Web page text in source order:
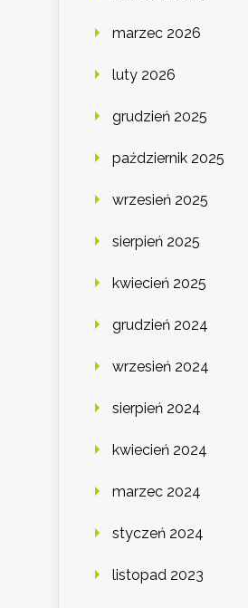
marzec 2026
luty 2026
grudzień 2025
październik 2025
wrzesień 2025
sierpień 2025
kwiecień 2025
grudzień 2024
wrzesień 2024
sierpień 2024
kwiecień 2024
marzec 2024
styczeń 2024
listopad 2023